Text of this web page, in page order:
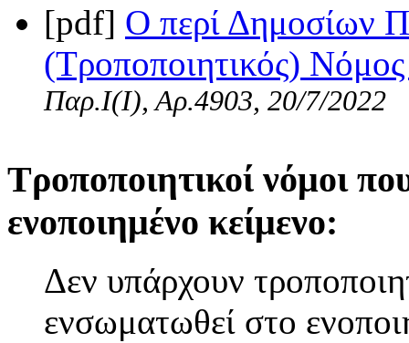
[pdf] Ο περί Δημοσίων
(Τροποποιητικός)
Παρ.Ι(I), Αρ.4903, 20/7/2022
Τροποποιητικοί νόμοι
ενοποιημένο κείμενο:
Δεν υπάρχουν
ενσωματωθεί στο